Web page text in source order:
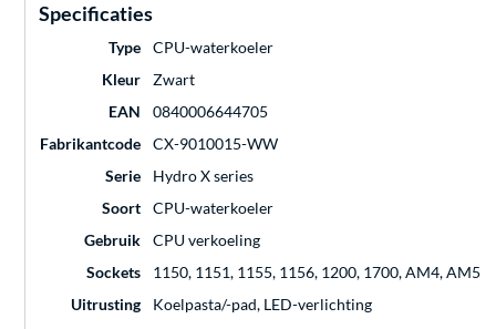
Specificaties
Type
CPU-waterkoeler
Kleur
Zwart
EAN
0840006644705
Fabrikantcode
CX-9010015-WW
Serie
Hydro X series
Soort
CPU-waterkoeler
Gebruik
CPU verkoeling
Sockets
1150, 1151, 1155, 1156, 1200, 1700, AM4, AM5
Uitrusting
Koelpasta/-pad, LED-verlichting